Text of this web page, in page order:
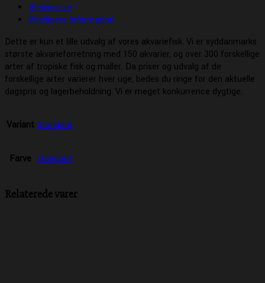
Beskrivelse
Yderligere information
Dette er kun et lille udvalg af vores akvariefisk. Vi er syddanmarks
største akvarieforretning med 150 akvarier, og over 300 forskellige
arter af tropiske fisk og maller. Da priser og udvalg af de
forskellige arter varierer hver uge, bedes du ringe for den aktuelle
dagspris og lagerbeholdning. Vi er meget konkurrence dygtige.
Variant Standard
Farve standard
Relaterede varer